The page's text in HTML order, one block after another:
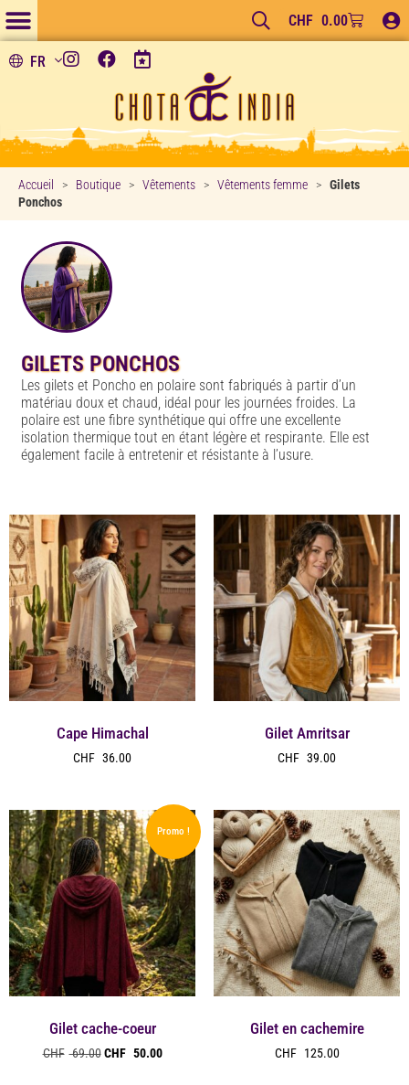
CHF 0.00
FR
Accueil > Boutique > Vêtements > Vêtements femme > Gilets
Ponchos
GILETS PONCHOS
Les gilets et Poncho en polaire sont fabriqués à partir d’un
matériau doux et chaud, idéal pour les journées froides. La
polaire est une fibre synthétique qui offre une excellente
isolation thermique tout en étant légère et respirante. Elle est
également facile à entretenir et résistante à l’usure.
Cape Himachal
CHF 36.00
Gilet Amritsar
CHF 39.00
Promo !
Gilet cache-coeur
CHF 69.00 CHF 50.00
Gilet en cachemire
CHF 125.00